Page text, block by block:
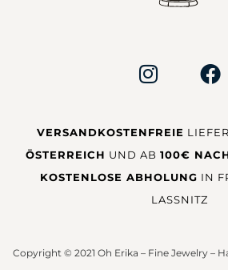
VERSANDKOSTENFREIE
ÖSTERREICH UND AB 100€
KOSTENLOSE ABHOLUNG IN
LASSNITZ
Copyright © 2021 Oh Erika – Fine Jewelry –